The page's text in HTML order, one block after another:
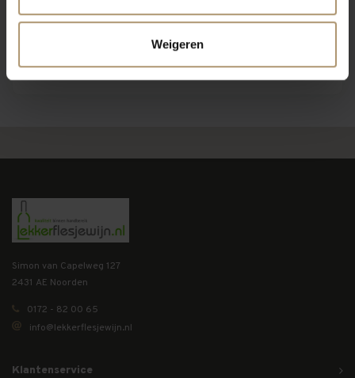
Weigeren
Simon van Capelweg 127
2431 AE Noorden
0172 - 82 00 65
info@lekkerflesjewijn.nl
Klantenservice